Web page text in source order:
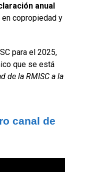
anual
copropiedad y
para el 2025,
que se está
de la RMISC a la
canal de